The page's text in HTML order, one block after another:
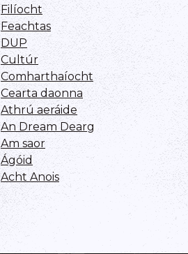
Filíocht
Feachtas
DUP
Cultúr
Comharthaíocht
Cearta daonna
Athrú aeráide
An Dream Dearg
Am saor
Ágóid
Acht Anois